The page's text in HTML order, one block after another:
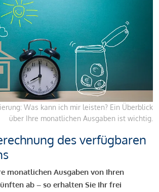
Was kann ich mir leisten? Ein Überblick
über Ihre monatlichen Ausgaben ist wichtig.
des verfügbaren
monatlichen Ausgaben von Ihren
ab – so erhalten Sie Ihr frei